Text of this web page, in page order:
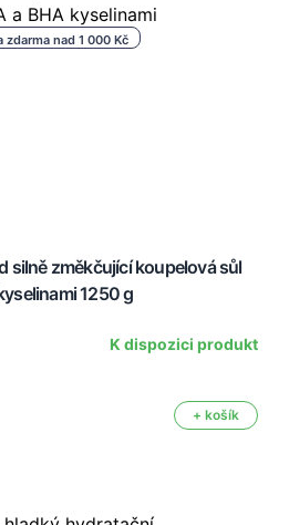
zdarma nad 1 000 Kč
silně změkčující koupelová sůl
1250 g
K dispozici produkt
+ košík